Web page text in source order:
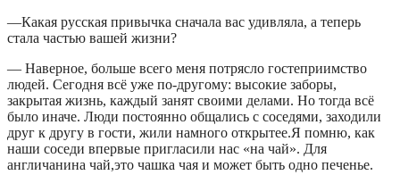
—Какая русская привычка сначала вас удивляла, а теперь
стала частью вашей жизни?
— Наверное, больше всего меня потрясло гостеприимство
людей. Сегодня всё уже по-другому: высокие заборы,
закрытая жизнь, каждый занят своими делами. Но тогда всё
было иначе. Люди постоянно общались с соседями, заходили
друг к другу в гости, жили намного открытее.Я помню, как
наши соседи впервые пригласили нас «на чай». Для
англичанина чай,это чашка чая и может быть одно печенье.